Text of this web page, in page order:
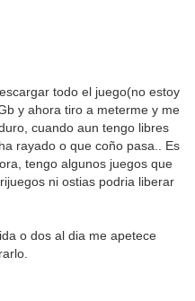
todo el juego(no estoy
y ahora tiro a meterme y me
cuando aun tengo libres
rayado o que coño pasa.. Es
tengo algunos juegos que
ni ostias podria liberar
o dos al dia me apetece